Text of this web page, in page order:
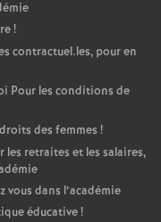
!
contractuel.les, pour en
Pour les conditions de
des femmes !
les retraites et les salaires,
dans l’académie
éducative!